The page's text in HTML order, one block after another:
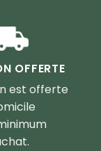
OFFERTE
est offerte